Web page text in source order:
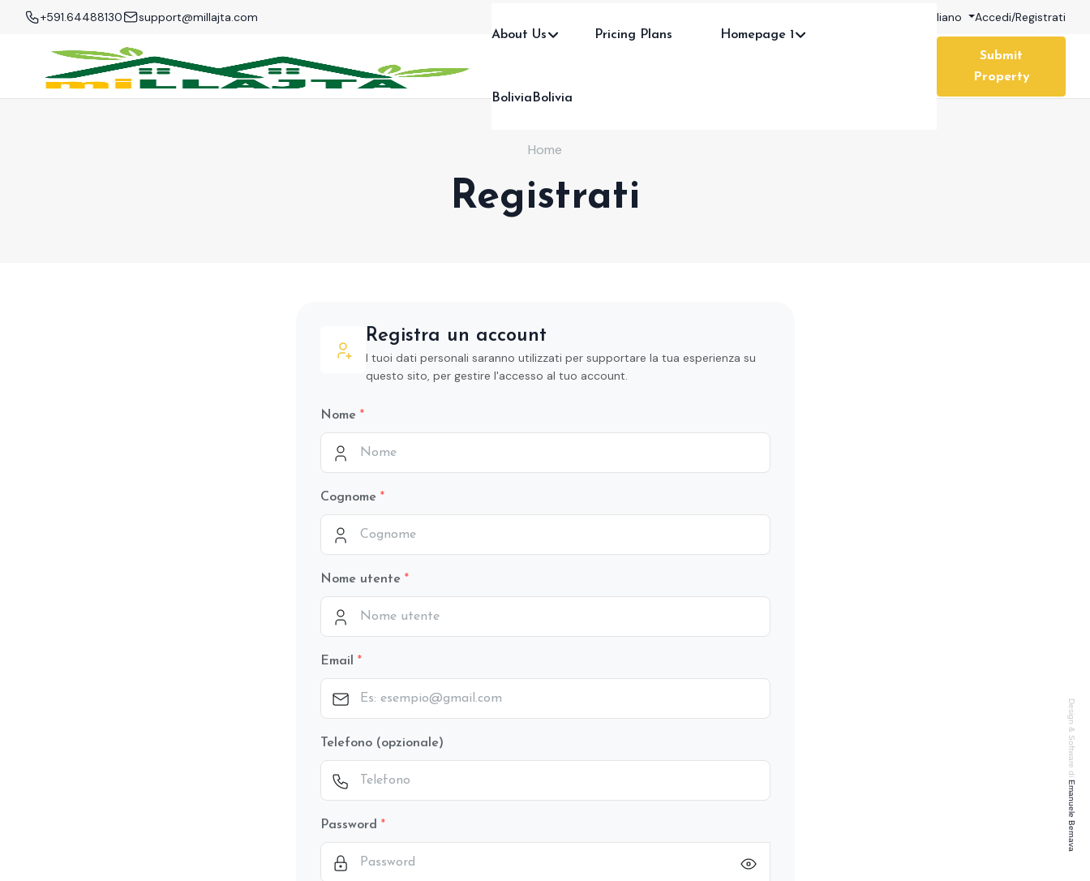
Design & Software di
Emanuele Bernava
+591.64488130 support@millajta.com Italiano Accedi/Registrati
About Us Pricing Plans Homepage 1
BoliviaBolivia
Submit
Property
Home
Registrati
Registra un account
I tuoi dati personali saranno utilizzati per supportare la tua esperienza su
questo sito, per gestire l'accesso al tuo account.
Nome
Cognome
Nome utente
Email
Telefono (opzionale)
Password